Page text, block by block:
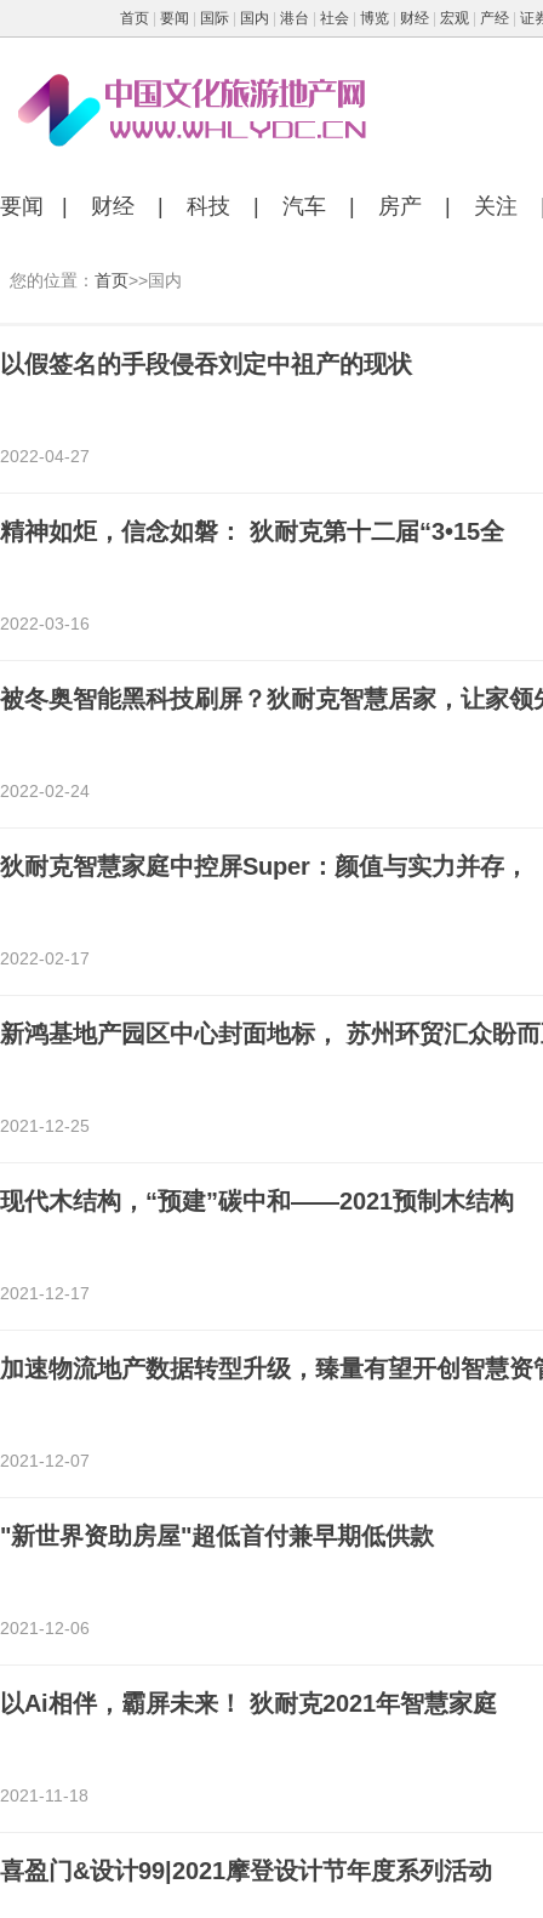
首页| 要闻 国际| 国内 港台 社会| 博览| 财经| 宏观| 产经| 证
要闻 财经 科技 汽车 房产 关注
您的位置： 首页>>国内
以假签名的手段侵吞刘定中祖产的现状
2022-04-27
精神如炬，信念如磐： 狄耐克第十二届“3•15全
2022-03-16
被冬奥智能黑科技刷屏？狄耐克智慧居家，让家领
2022-02-24
狄耐克智慧家庭中控屏Super：颜值与实力并存，
2022-02-17
新鸿基地产园区中心封面地标， 苏州环贸汇众盼
2021-12-25
现代木结构，“预建”碳中和——2021预制木结构
2021-12-17
加速物流地产数据转型升级，臻量有望开创智慧资
2021-12-07
"新世界资助房屋"超低首付兼早期低供款
2021-12-06
以Ai相伴，霸屏未来！ 狄耐克2021年智慧家庭
2021-11-18
喜盈门&设计99|2021摩登设计节年度系列活动